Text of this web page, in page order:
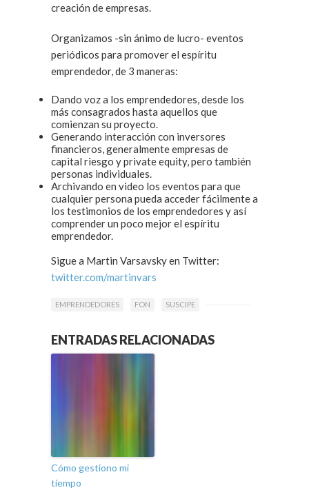
creación de empresas.
Organizamos -sin ánimo de lucro- eventos
periódicos para promover el espíritu
emprendedor, de 3 maneras:
Dando voz a los emprendedores, desde los
más consagrados hasta aquellos que
comienzan su proyecto.
Generando interacción con inversores
financieros, generalmente empresas de
capital riesgo y private equity, pero también
personas individuales.
Archivando en video los eventos para que
cualquier persona pueda acceder fácilmente a
los testimonios de los emprendedores y así
comprender un poco mejor el espíritu
emprendedor.
Sigue a Martin Varsavsky en Twitter:
twitter.com/martinvars
EMPRENDEDORES FON SUSCIPE
ENTRADAS RELACIONADAS
Cómo gestiono mi
tiempo